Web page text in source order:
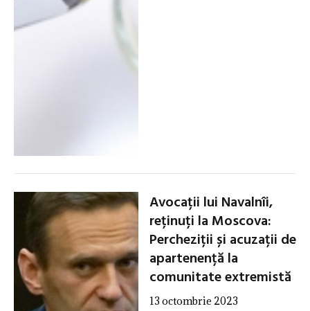
Avocații lui Navalnîi,
reținuți la Moscova:
Percheziții și acuzații de
apartenență la
comunitate extremistă
13 octombrie 2023